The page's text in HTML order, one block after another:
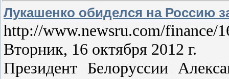
Лукашенко обиделся на Россию
http://www.newsru.com/finance/
Вторник, 16 октября 2012 г.
Президент Белоруссии